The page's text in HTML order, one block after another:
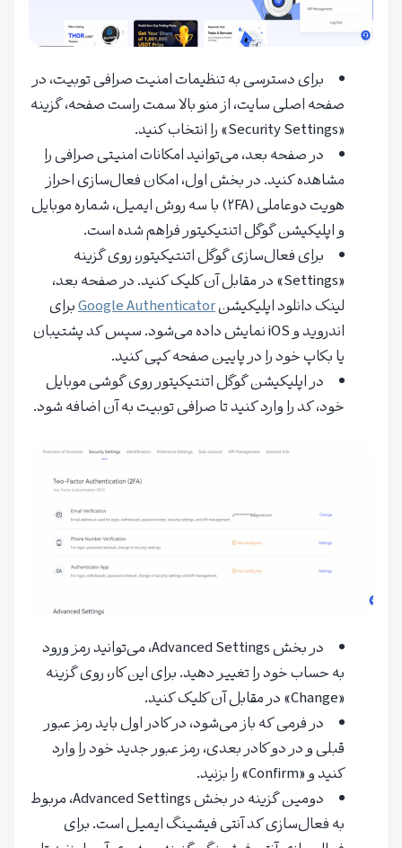
برای دسترسی به تنظیمات امنیت صرافی توبیت، در
صفحه اصلی سایت، از منو بالا سمت راست صفحه، گزینه
«Security Settings» را انتخاب کنید.
در صفحه بعد، می‌توانید امکانات امنیتی صرافی را
مشاهده کنید. در بخش اول، امکان فعال‌سازی احراز
هویت دوعاملی (۲FA) با سه روش ایمیل، شماره موبایل
و اپلیکیشن گوگل اتنتیکیتور فراهم شده است.
برای فعال‌سازی گوگل اتنتیکیتور، روی گزینه
«Settings» در مقابل آن کلیک کنید. در صفحه بعد،
لینک دانلود اپلیکیشنGoogle Authenticatorبرای
اندروید و iOS نمایش داده می‌شود. سپس کد پشتیبان
یا بکاپ خود را در پایین صفحه کپی کنید.
در اپلیکیشن گوگل اتنتیکیتور روی گوشی موبایل
خود، کد را وارد کنید تا صرافی توبیت به آن اضافه شود.
در بخش Advanced Settings، می‌توانید رمز ورود
به حساب خود را تغییر دهید. برای این کار، روی گزینه
«Change» در مقابل آن کلیک کنید.
در فرمی که باز می‌شود، در کادر اول باید رمز عبور
قبلی و در دو کادر بعدی، رمز عبور جدید خود را وارد
کنید و «Confirm» را بزنید.
دومین گزینه در بخش Advanced Settings، مربوط
به فعال‌سازی کد آنتی فیشینگ ایمیل است. برای